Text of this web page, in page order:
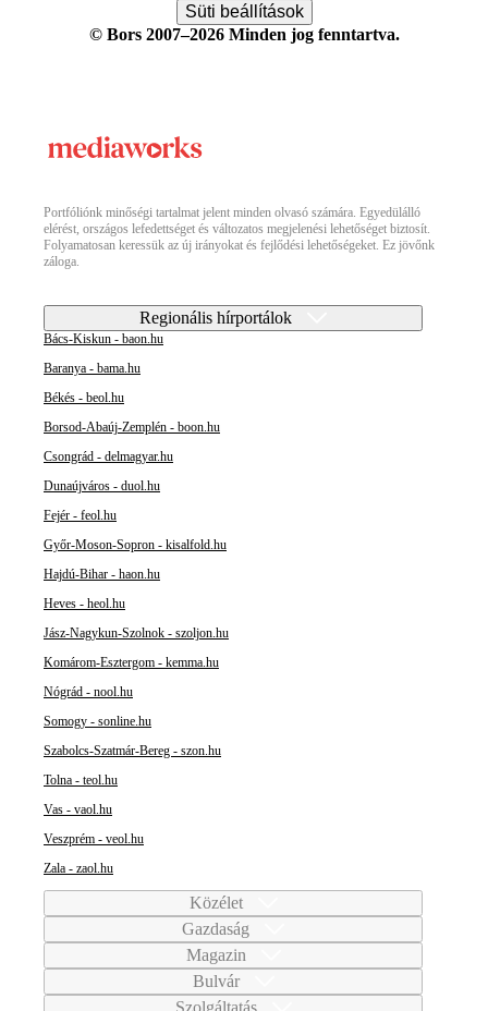
Süti beállítások
© Bors 2007–2026 Minden jog fenntartva.
Portfóliónk minőségi tartalmat jelent minden olvasó számára. Egyedülálló
elérést, országos lefedettséget és változatos megjelenési lehetőséget biztosít.
Folyamatosan keressük az új irányokat és fejlődési lehetőségeket. Ez jövőnk
záloga.
Regionális hírportálok
Bács-Kiskun - baon.hu
Baranya - bama.hu
Békés - beol.hu
Borsod-Abaúj-Zemplén - boon.hu
Csongrád - delmagyar.hu
Dunaújváros - duol.hu
Fejér - feol.hu
Győr-Moson-Sopron - kisalfold.hu
Hajdú-Bihar - haon.hu
Heves - heol.hu
Jász-Nagykun-Szolnok - szoljon.hu
Komárom-Esztergom - kemma.hu
Nógrád - nool.hu
Somogy - sonline.hu
Szabolcs-Szatmár-Bereg - szon.hu
Tolna - teol.hu
Vas - vaol.hu
Veszprém - veol.hu
Zala - zaol.hu
Közélet
Gazdaság
Magazin
Bulvár